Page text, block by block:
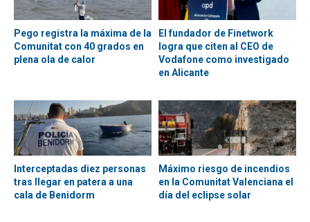
Pego registra la máxima de la
Comunitat con 40 grados en
plena ola de calor
El fundador de Finetwork
logra que citen al CEO de
Vodafone como investigado
en Alicante
Interceptadas diez personas
tras llegar en patera a una
cala de Benidorm
Máximo riesgo de incendios
en la Comunitat Valenciana el
día del eclipse solar